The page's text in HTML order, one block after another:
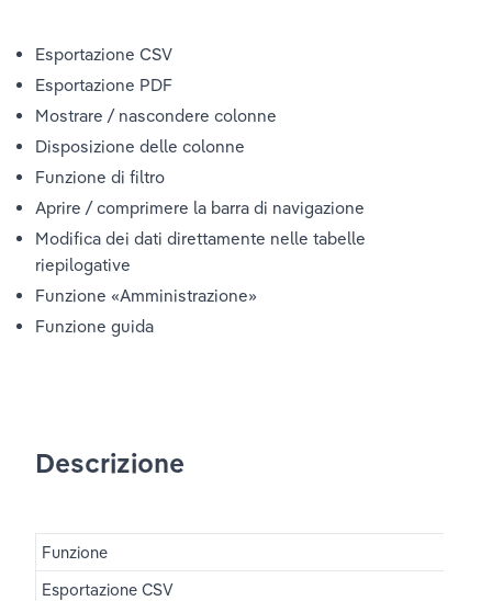
Esportazione CSV
Esportazione PDF
Mostrare / nascondere colonne
Disposizione delle colonne
Funzione di filtro
Aprire / comprimere la barra di navigazione
Modifica dei dati direttamente nelle tabelle
riepilogative
Funzione «Amministrazione»
Funzione guida
Descrizione
Funzione
Esportazione CSV